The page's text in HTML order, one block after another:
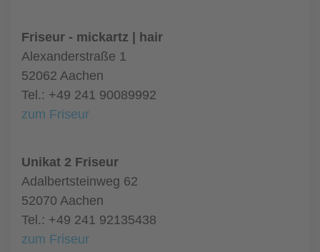
Friseur - mickartz | hair
Alexanderstraße 1
52062 Aachen
Tel.: +49 241 90089992
zum Friseur
Unikat 2 Friseur
Adalbertsteinweg 62
52070 Aachen
Tel.: +49 241 92135438
zum Friseur